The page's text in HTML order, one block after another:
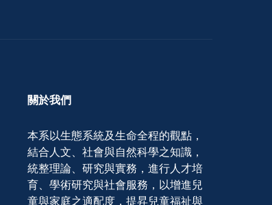
關於我們
本系以生態系統及生命全程的觀點，
結合人文、社會與自然科學之知識，
統整理論、研究與實務，進行人才培
育、學術研究與社會服務，以增進兒
童與家庭之適配度，提昇兒童福祉與